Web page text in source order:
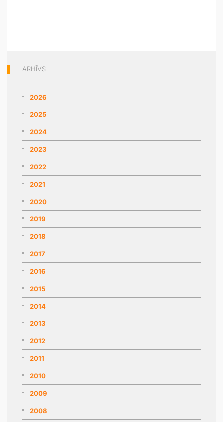
ARHĪVS
2026
2025
2024
2023
2022
2021
2020
2019
2018
2017
2016
2015
2014
2013
2012
2011
2010
2009
2008